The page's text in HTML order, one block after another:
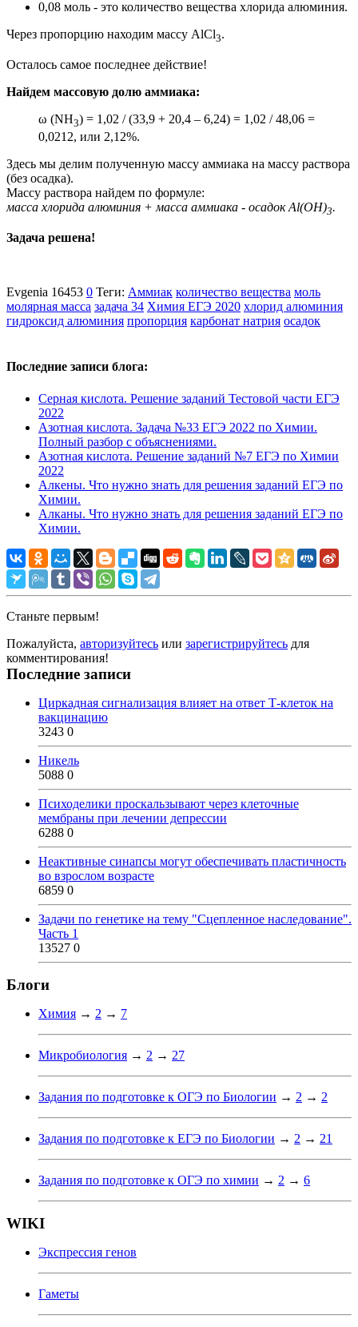
0,08 моль - это количество вещества хлорида алюминия.
Через пропорцию находим массу AlCl3.
Осталось самое последнее действие!
Найдем массовую долю аммиака:
ω (NH3) = 1,02 / (33,9 + 20,4 – 6,24) = 1,02 / 48,06 =
0,0212, или 2,12%.
Здесь мы делим полученную массу аммиака на массу раствора
(без осадка).
Массу раствора найдем по формуле:
масса хлорида алюминия + масса аммиака - осадок Al(OH)3.
Задача решена!
Evgenia 16453 0 Теги: Аммиак количество вещества моль
молярная масса задача 34 Химия ЕГЭ 2020 хлорид алюминия
гидроксид алюминия пропорция карбонат натрия осадок
Последние записи блога:
Серная кислота. Решение заданий Тестовой части ЕГЭ
2022
Азотная кислота. Задача №33 ЕГЭ 2022 по Химии.
Полный разбор с объяснениями.
Азотная кислота. Решение заданий №7 ЕГЭ по Химии
2022
Алкены. Что нужно знать для решения заданий ЕГЭ по
Химии.
Алканы. Что нужно знать для решения заданий ЕГЭ по
Химии.
Станьте первым!
Пожалуйста, авторизуйтесь или зарегистрируйтесь для
комментирования!
Последние записи
Циркадная сигнализация влияет на ответ Т-клеток на
вакцинацию
3243 0
Никель
5088 0
Психоделики проскальзывают через клеточные
мембраны при лечении депрессии
6288 0
Неактивные синапсы могут обеспечивать пластичность
во взрослом возрасте
6859 0
Задачи по генетике на тему "Сцепленное наследование".
Часть 1
13527 0
Блоги
Химия → 2 → 7
Микробиология → 2 → 27
Задания по подготовке к ОГЭ по Биологии → 2 → 2
Задания по подготовке к ЕГЭ по Биологии → 2 → 21
Задания по подготовке к ОГЭ по химии → 2 → 6
WIKI
Экспрессия генов
Гаметы